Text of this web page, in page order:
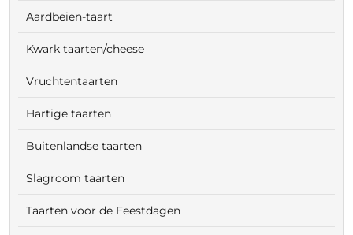
Aardbeien-taart
Kwark taarten/cheese
Vruchtentaarten
Hartige taarten
Buitenlandse taarten
Slagroom taarten
Taarten voor de Feestdagen